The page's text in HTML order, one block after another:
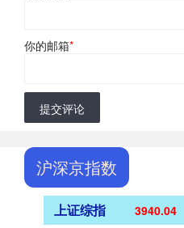
你的邮箱*
提交评论
沪深京指数
上证综指 3940.04